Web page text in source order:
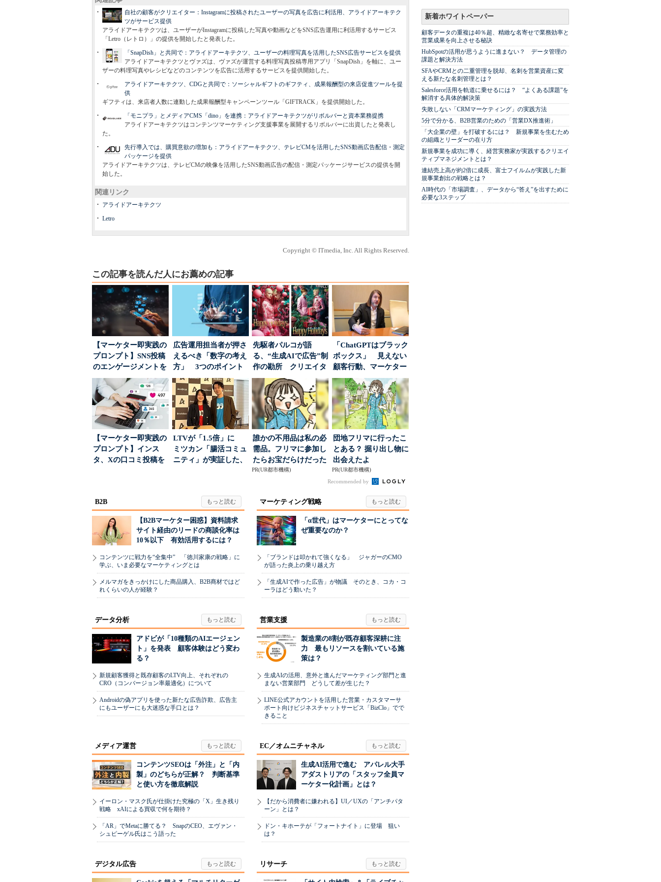
自社の顧客がクリエイター：Instagramに投稿されたユーザーの写真を広告に利活用、アライドアーキテク
ツがサービス提供
アライドアーキテクツは、ユーザーがInstagramに投稿した写真や動画などをSNS広告運用に利活用するサービス
「Letro（レトロ）」の提供を開始したと発表した。
「SnapDish」と共同で：アライドアーキテクツ、ユーザーの料理写真を活用したSNS広告サービスを提供
アライドアーキテクツとヴァズは、ヴァズが運営する料理写真投稿専用アプリ「SnapDish」を軸に、ユー
ザーの料理写真やレシピなどのコンテンツを広告に活用するサービスを提供開始した。
アライドアーキテクツ、CDGと共同で：ソーシャルギフトのギフティ、成果報酬型の来店促進ツールを提
供
ギフティは、来店者人数に連動した成果報酬型キャンペーンツール「GIFTRACK」を提供開始した。
「モニプラ」とメディアCMS「dino」を連携：アライドアーキテクツがリボルバーと資本業務提携
アライドアーキテクツはコンテンツマーケティング支援事業を展開するリボルバーに出資したと発表し
た。
先行導入では、購買意欲の増加も：アライドアーキテクツ、テレビCMを活用したSNS動画広告配信・測定
パッケージを提供
アライドアーキテクツは、テレビCMの映像を活用したSNS動画広告の配信・測定パッケージサービスの提供を開
始した。
関連リンク
アライドアーキテクツ
Letro
Copyright © ITmedia, Inc. All Rights Reserved.
この記事を読んだ人にお薦めの記事
【マーケター即実践の
プロンプト】SNS投稿
のエンゲージメントを
高めるAI活用、ポ...
広告運用担当者が押さ
えるべき「数字の考え
方」 3つのポイント
とは
先駆者パルコが語
る、“生成AIで広告”制
作の勘所 クリエイタ
ーに残る「重要な役
割...
「ChatGPTはブラック
ボックス」 見えない
顧客行動、マーケター
に残された打ち...
【マーケター即実践の
プロンプト】インス
タ、Xの口コミ投稿を
LTVが「1.5倍」に
ミツカン「腸活コミュ
ニティ」が実証した、
誰かの不用品は私の必
需品。フリマに参加し
たらお宝だらけだった
PR(UR都市機構)
団地フリマに行ったこ
とある？ 掘り出し物に
出会えたよ
PR(UR都市機構)
Recommended by
B2B
【B2Bマーケター困惑】資料請求
サイト経由のリードの商談化率は
10％以下 有効活用するには？
コンテンツに戦力を“全集中” 「徳川家康の戦略」に
学ぶ、いま必要なマーケティングとは
メルマガをきっかけにした商品購入、B2B商材ではど
れくらいの人が経験？
マーケティング戦略
「α世代」はマーケターにとってな
ぜ重要なのか？
「ブランドは叩かれて強くなる」 ジャガーのCMO
が語った炎上の乗り越え方
「生成AIで作った広告」が物議 そのとき、コカ・コ
ーラはどう動いた？
データ分析
アドビが「10種類のAIエージェン
ト」を発表 顧客体験はどう変わ
る？
新規顧客獲得と既存顧客のLTV向上、それぞれの
CRO（コンバージョン率最適化）について
Androidの偽アプリを使った新たな広告詐欺、広告主
にもユーザーにも大迷惑な手口とは？
営業支援
製造業の8割が既存顧客深耕に注
力 最もリソースを割いている施
策は？
生成AIの活用、意外と進んだマーケティング部門と進
まない営業部門 どうして差が生じた？
LINE公式アカウントを活用した営業・カスタマーサ
ポート向けビジネスチャットサービス「BizClo」でで
きること
メディア運営
コンテンツSEOは「外注」と「内
製」のどちらが正解？ 判断基準
と使い方を徹底解説
イーロン・マスク氏が仕掛けた究極の「X」生き残り
戦略 xAIによる買収で何を期待？
「AR」でMetaに勝てる？ SnapのCEO、エヴァン・
シュピーゲル氏はこう語った
EC／オムニチャネル
生成AI活用で進む アパレル大手
アダストリアの「スタッフ全員マ
ーケター化計画」とは？
【だから消費者に嫌われる】UI／UXの「アンチパタ
ーン」とは？
ドン・キホーテが「フォートナイト」に登場 狙い
は？
デジタル広告 リサーチ
新着ホワイトペーパー
顧客データの重複は40％超、精緻な名寄せで業務効率と
営業成果を向上させる秘訣
HubSpotの活用が思うように進まない？ データ管理の
課題と解決方法
SFAやCRMとの二重管理を脱却、名刺を営業資産に変
える新たな名刺管理とは？
Salesforce活用を軌道に乗せるには？ “よくある課題”を
解消する具体的解決策
失敗しない「CRMマーケティング」の実践方法
5分で分かる、B2B営業のための「営業DX推進術」
「大企業の壁」を打破するには？ 新規事業を生むため
の組織とリーダーの在り方
新規事業を成功に導く、経営実務家が実践するクリエイ
ティブマネジメントとは？
連結売上高が約2倍に成長、富士フイルムが実践した新
規事業創出の戦略とは？
AI時代の「市場調査」、データから“答え”を出すために
必要な3ステップ